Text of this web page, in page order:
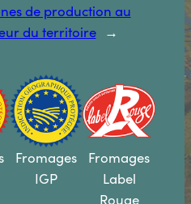
de production au
du territoire →
Fromages
IGP
Fromages
Label
Rouge